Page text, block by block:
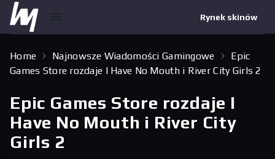
Rynek skinów
Home Najnowsze Wiadomości Gamingowe
Epic
Games Store rozdaje I Have No Mouth i River City Girls 2
Epic Games Store rozdaje I
Have No Mouth i River City
Girls 2